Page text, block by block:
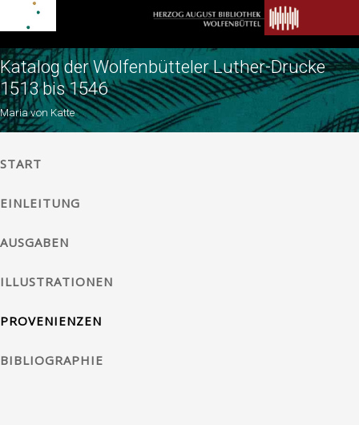
Katalog der Wolfenbütteler Luther-Drucke
1513 bis 1546
Maria von Katte
START
EINLEITUNG
AUSGABEN
ILLUSTRATIONEN
PROVENIENZEN
BIBLIOGRAPHIE